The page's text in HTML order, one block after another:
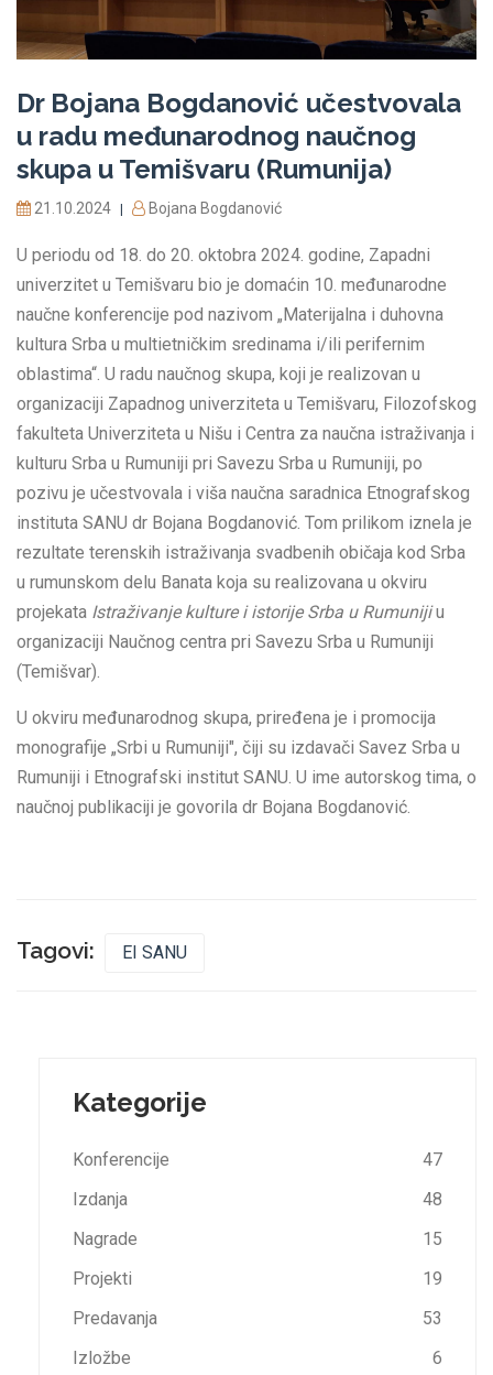
Dr Bojana Bogdanović učestvovala
u radu međunarodnog naučnog
skupa u Temišvaru (Rumunija)
21.10.2024 Bojana Bogdanović
U periodu od 18. do 20. oktobra 2024. godine, Zapadni
univerzitet u Temišvaru bio je domaćin 10. međunarodne
naučne konferencije pod nazivom „Materijalna i duhovna
kultura Srba u multietničkim sredinama i/ili perifernim
oblastima“. U radu naučnog skupa, koji je realizovan u
organizaciji Zapadnog univerziteta u Temišvaru, Filozofskog
fakulteta Univerziteta u Nišu i Centra za naučna istraživanja i
kulturu Srba u Rumuniji pri Savezu Srba u Rumuniji, po
pozivu je učestvovala i viša naučna saradnica Etnografskog
instituta SANU dr Bojana Bogdanović. Tom prilikom iznela je
rezultate terenskih istraživanja svadbenih običaja kod Srba
u rumunskom delu Banata koja su realizovana u okviru
projekata Istraživanje kulture i istorije Srba u Rumunijiu
organizaciji Naučnog centra pri Savezu Srba u Rumuniji
(Temišvar).
U okviru međunarodnog skupa, priređena je i promocija
monografije „Srbi u Rumuniji", čiji su izdavači Savez Srba u
Rumuniji i Etnografski institut SANU. U ime autorskog tima, o
naučnoj publikaciji je govorila dr Bojana Bogdanović.
Tagovi: EI SANU
Kategorije
Konferencije
47
Izdanja
48
Nagrade
15
Projekti
19
Predavanja
53
Izložbe
6